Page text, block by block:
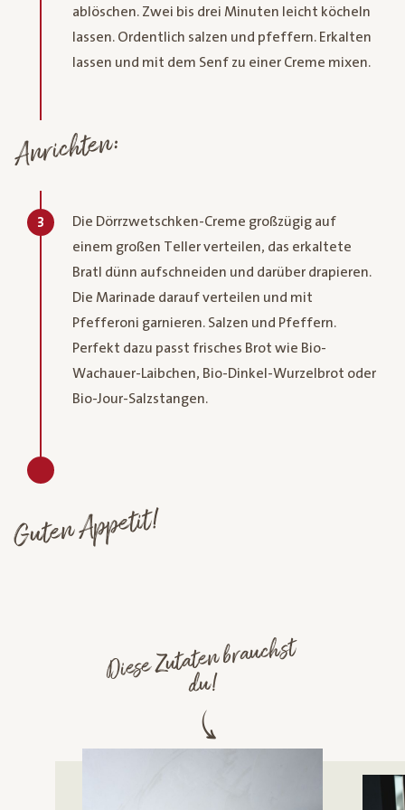
ablöschen. Zwei bis drei Minuten leicht köcheln
lassen. Ordentlich salzen und pfeffern. Erkalten
lassen und mit dem Senf zu einer Creme mixen.
Anrichten:
3
Die Dörrzwetschken-Creme großzügig auf
einem großen Teller verteilen, das erkaltete
Bratl dünn aufschneiden und darüber drapieren.
Die Marinade darauf verteilen und mit
Pfefferoni garnieren. Salzen und Pfeffern.
Perfekt dazu passt frisches Brot wie Bio-
Wachauer-Laibchen, Bio-Dinkel-Wurzelbrot oder
Bio-Jour-Salzstangen.
Guten Appetit!
Diese Zutaten brauchst
du!